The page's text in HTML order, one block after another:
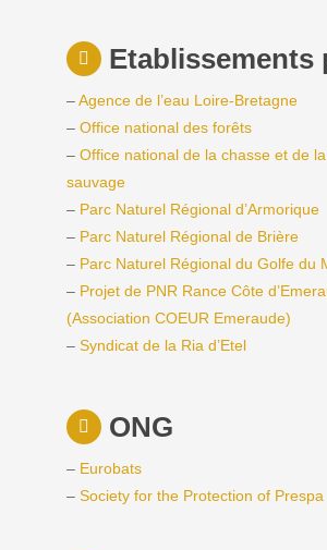
Etablissements
–Agence de l’eau Loire-Bretagne
– Office national des forêts
– Office national de la chasse et de
sauvage
– Parc Naturel Régional d’Armorique
– Parc Naturel Régional de Brière
– Parc Naturel Régional du Golfe du
– Projet de PNR Rance Côte
(Association COEUR Emeraude)
– Syndicat de la Ria d’Etel
ONG
– Eurobats
– Society for the Protection of Prespa